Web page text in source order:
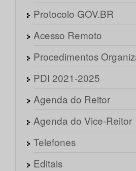
Protocolo GOV.BR
Acesso Remoto
Procedimentos
PDI 2021-2025
Agenda do Reitor
Agenda do Vice-Reitor
Telefones
Editais